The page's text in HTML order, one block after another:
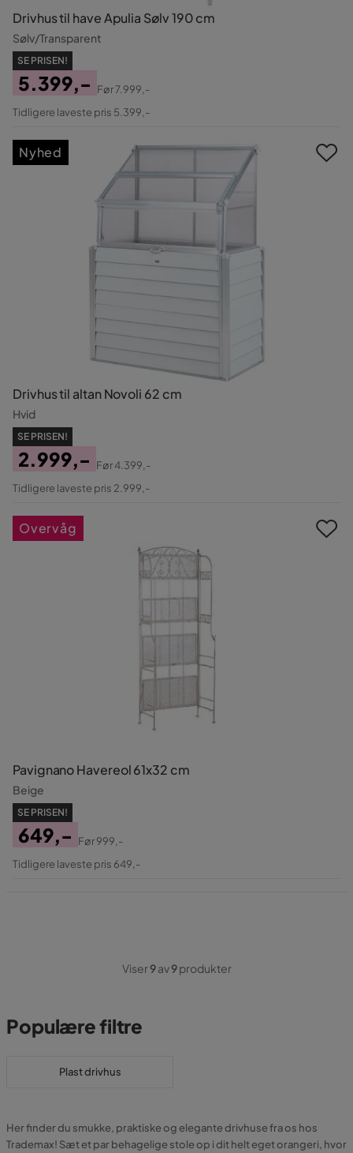
Drivhus til have Apulia Sølv 190 cm
Sølv/Transparent
SE PRISEN!
Pris
5.399,-
Original
Før7.999,-
Tidligere laveste pris 5.399,-
Drivhus til altan Novoli 62 cm
Hvid
SE PRISEN!
Pris
2.999,-
Original
Før4.399,-
Tidligere laveste pris 2.999,-
Nyhed
Pavignano Havereol 61x32 cm
Beige
SE PRISEN!
Pris
649,-
Original
Før999,-
Tidligere laveste pris 649,-
Overvåg
Viser9av9produkter
Populære filtre
Plast drivhus
Her finder du smukke, praktiske og elegante drivhuse fra os hos
Trademax! Sæt et par behagelige stole op i dit helt eget orangeri, hvor